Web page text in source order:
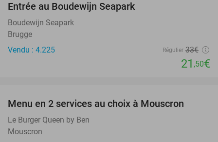
Entrée au Boudewijn Seapark
Boudewijn Seapark
Brugge
Vendu : 4.225
Régulier 33€
21 ,50€
Menu en 2 services au choix à Mouscron
Le Burger Queen by Ben
Mouscron